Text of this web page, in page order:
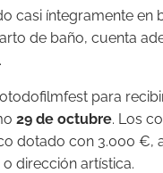
casi íntegramente
de baño, cuenta
para
29 de octubre. Los
dotado con 3.000 €,
dirección artística.